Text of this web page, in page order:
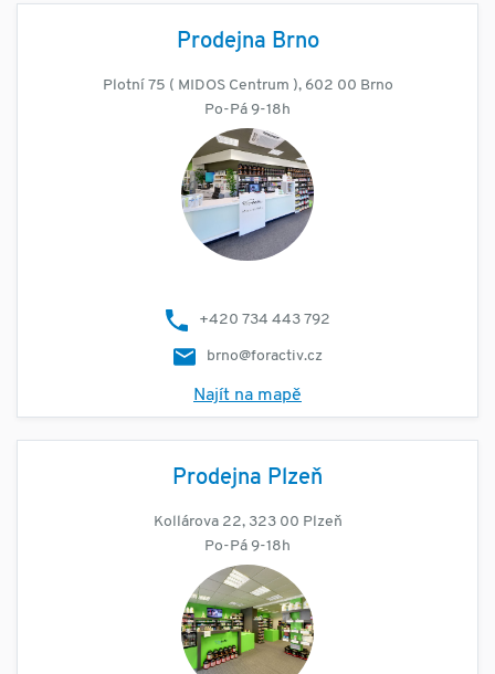
Prodejna Brno
Plotní 75 ( MIDOS Centrum ), 602 00 Brno
Po-Pá 9-18h
+420 734 443 792
brno@foractiv.cz
Najít na mapě
Prodejna Plzeň
Kollárova 22, 323 00 Plzeň
Po-Pá 9-18h